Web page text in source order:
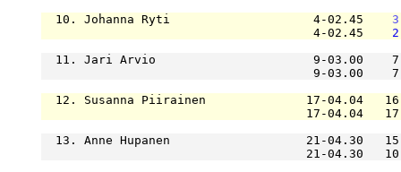
  10. Johanna Ryti                    4-02.45
                                      4-02.45
11. Jari Arvio                      9-03.00
9-03.00
12. Susanna Piirainen              17-04.04
17-04.04
13. Anne Hupanen                   21-04.30
21-04.30